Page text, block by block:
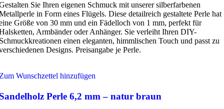
Sie Ihren eigenen Schmuck mit unserer silberfarbenen
in Form eines Flügels. Diese detailreich gestaltete Perle hat
Größe von 30 mm und ein Fädelloch von 1 mm, perfekt für
Armbänder oder Anhänger. Sie verleiht Ihren DIY-
einen eleganten, himmlischen Touch und passt zu
Designs. Preisangabe je Perle.
Wunschzettel hinzufügen
Perle 6,2 mm – natur braun